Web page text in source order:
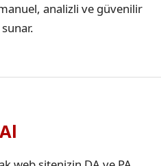
analizli ve güvenilir